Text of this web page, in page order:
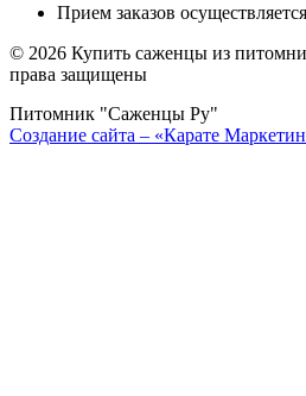
Прием заказов
© 2026 Купить саженцы из
права защищены
Питомник "Саженцы Ру"
Создание сайта – «Карате